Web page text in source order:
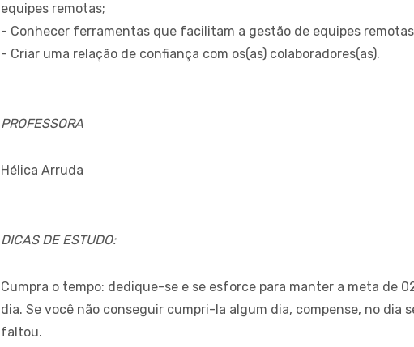
equipes remotas;
- Conhecer ferramentas que facilitam a gestão de equipes
- Criar uma relação de confiança com os(as) colaboradores(as).
PROFESSORA
Hélica Arruda
DICAS DE ESTUDO:
Cumpra o tempo: dedique-se e se esforce para manter a meta de
dia. Se você não conseguir cumpri-la algum dia, compense, no dia
faltou.